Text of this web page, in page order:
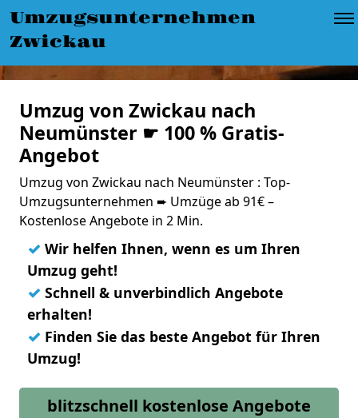
Umzugsunternehmen
Zwickau
Umzug von Zwickau nach
Neumünster ☛ 100 % Gratis-
Angebot
Umzug von Zwickau nach Neumünster : Top-
Umzugsunternehmen ➨ Umzüge ab 91€ –
Kostenlose Angebote in 2 Min.
✓ Wir helfen Ihnen, wenn es um Ihren
Umzug geht!
✓ Schnell & unverbindlich Angebote
erhalten!
✓ Finden Sie das beste Angebot für Ihren
Umzug!
blitzschnell kostenlose Angebote